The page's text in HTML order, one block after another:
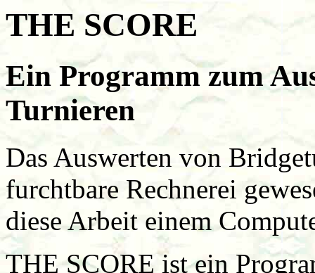
THE SCORE
Ein Programm zum
Turnieren
Das Auswerten von
furchtbare Rechnerei
diese Arbeit einem
THE SCORE ist ein